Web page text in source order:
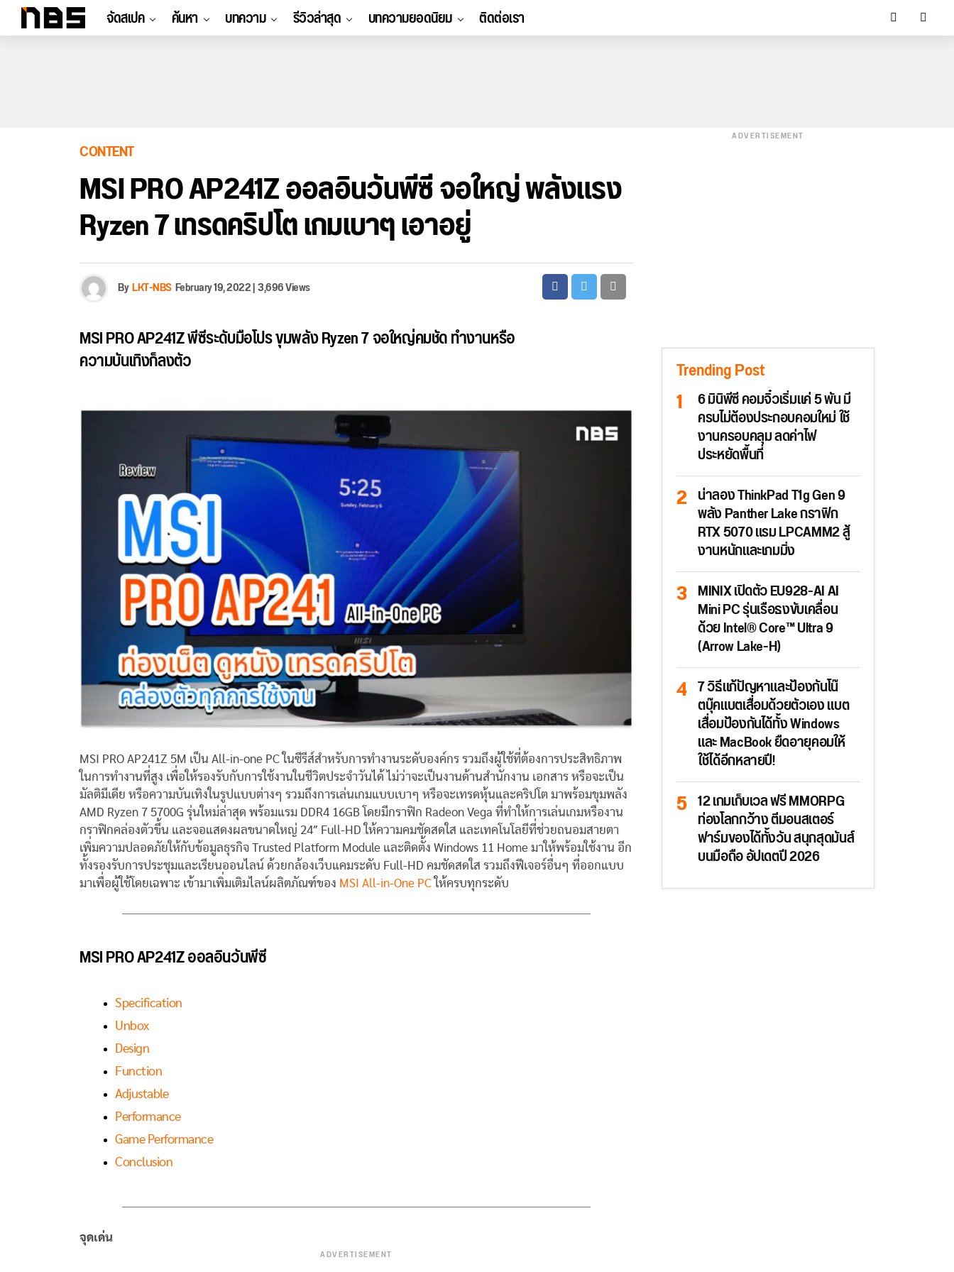
จัดสเปค ค้นหา บทความ รีวิวล่าสุด บทความยอดนิยม ติดต่อเรา
CONTENT
MSI PRO AP241Z ออลอินวันพีซี จอใหญ่ พลังแรง
Ryzen 7 เทรดคริปโต เกมเบาๆ เอาอยู่
ByLKT-NBSFebruary 19, 2022|3,696 Views
MSI PRO AP241Z พีซีระดับมือโปร ขุมพลัง Ryzen 7 จอใหญ่คมชัด ทำงานหรือ
ความบันเทิงก็ลงตัว
MSI PRO AP241Z 5M เป็น All-in-one PC ในซีรีส์สำหรับการทำงานระดับองค์กร รวมถึงผู้ใช้ที่ต้องการประสิทธิภาพ
ในการทำงานที่สูง เพื่อให้รองรับกับการใช้งานในชีวิตประจำวันได้ ไม่ว่าจะเป็นงานด้านสำนักงาน เอกสาร หรือจะเป็น
มัลติมีเดีย หรือความบันเทิงในรูปแบบต่างๆ รวมถึงการเล่นเกมแบบเบาๆ หรือจะเทรดหุ้นและคริปโต มาพร้อมขุมพลัง
AMD Ryzen 7 5700G รุ่นใหม่ล่าสุด พร้อมแรม DDR4 16GB โดยมีกราฟิก Radeon Vega ที่ทำให้การเล่นเกมหรืองาน
กราฟิกคล่องตัวขึ้น และจอแสดงผลขนาดใหญ่ 24″ Full-HD ให้ความคมชัดสดใส และเทคโนโลยีที่ช่วยถนอมสายตา
เพิ่มความปลอดภัยให้กับข้อมูลธุรกิจ Trusted Platform Module และติดตั้ง Windows 11 Home มาให้พร้อมใช้งาน อีก
ทั้งรองรับการประชุมและเรียนออนไลน์ ด้วยกล้องเว็บแคมระดับ Full-HD คมชัดสดใส รวมถึงฟีเจอร์อื่นๆ ที่ออกแบบ
มาเพื่อผู้ใช้โดยเฉพาะ เข้ามาเพิ่มเติมไลน์ผลิตภัณฑ์ของ MSI All-in-One PC ให้ครบทุกระดับ
MSI PRO AP241Z ออลอินวันพีซี
Specification
Unbox
Design
Function
Adjustable
Performance
Game Performance
Conclusion
จุดเด่น
ADVERTISEMENT
ADVERTISEMENT
Trending Post
6 มินิพีซี คอมจิ๋วเริ่มแค่ 5 พัน มี
ครบไม่ต้องประกอบคอมใหม่ ใช้
งานครอบคลุม ลดค่าไฟ
ประหยัดพื้นที่
น่าลอง ThinkPad T1g Gen 9
พลัง Panther Lake กราฟิก
RTX 5070 แรม LPCAMM2 สู้
งานหนักและเกมมิ่ง
MINIX เปิดตัว EU928-AI AI
Mini PC รุ่นเรือธงขับเคลื่อน
ด้วย Intel® Core™ Ultra 9
(Arrow Lake-H)
7 วิธีแก้ปัญหาและป้องกันโน๊
ตบุ๊คแบตเสื่อมด้วยตัวเอง แบต
เสื่อมป้องกันได้ทั้ง Windows
และ MacBook ยืดอายุคอมให้
ใช้ได้อีกหลายปี!
12 เกมเก็บเวล ฟรี MMORPG
ท่องโลกกว้าง ตีมอนสเตอร์
ฟาร์มของได้ทั้งวัน สนุกสุดมันส์
บนมือถือ อัปเดตปี 2026